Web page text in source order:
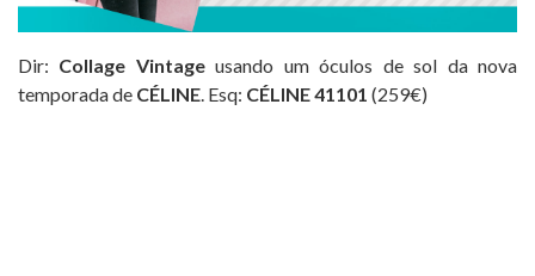
Dir: Collage Vintageusando um óculos de sol da nova
temporada de CÉLINE. Esq: CÉLINE 41101 (259€)